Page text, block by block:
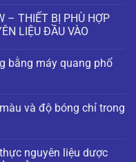
– THIẾT BỊ PHÙ HỢP
LIỆU ĐẦU VÀO
bằng máy quang phổ
và độ bóng chỉ trong
nguyên liệu dược